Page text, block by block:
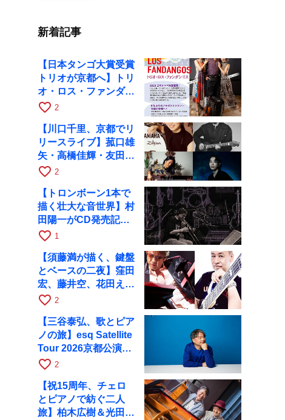
新着記事
【日本タンゴ大賞受賞
トリオが京都へ】トリ
オ・ロス・ファンダン
ゴスが10月9日にRAG
favorite_border 2
【川口千里、京都でリ
リースライブ】菰口雄
矢・高橋佳輝・友田ジ
ュンと9月28日にRAG
favorite_border 2
【トロンボーン1本で
描く壮大な音世界】村
田陽一がCD発売記念
ツアーで9月4日に京
favorite_border 1
【須藤満が描く、鍵盤
とベースの二夜】窪田
宏、藤井空、花田えみ
と京都RAGで共演
favorite_border 2
【三谷泰弘、歌とピア
ノの旅】esq Satellite
Tour 2026京都公演を
10月に開催
favorite_border 2
【祝15周年、チェロ
とピアノで紡ぐ二人
旅】柏木広樹＆光田健